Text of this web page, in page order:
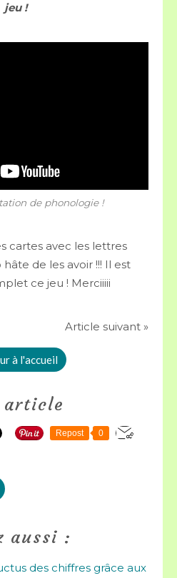
jeu !
de phonologie !
cartes avec les lettres
de les avoir !!! Il est
ce jeu ! Merciiiii
Article suivant »
à l'accueil
article
Repost 0
aussi :